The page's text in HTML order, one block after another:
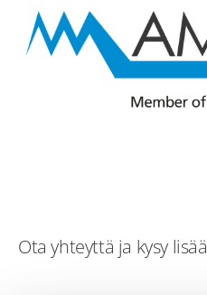
Ota yhteyttä ja kysy lisää